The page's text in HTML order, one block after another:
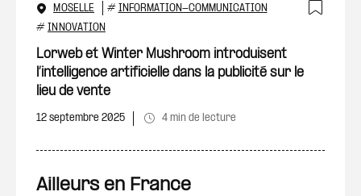
MOSELLE # INFORMATION-COMMUNICATION
# INNOVATION
Lorweb et Winter Mushroom introduisent
l’intelligence artificielle dans la publicité sur le
lieu de vente
12 septembre 2025 4 min de lecture
Ailleurs en France